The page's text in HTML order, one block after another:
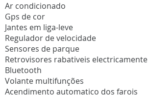
Ar condicionado
Gps de cor
Jantes em liga-leve
Regulador de velocidade
Sensores de parque
Retrovisores rabativeis electricamente
Bluetooth
Volante multifunções
Acendimento automatico dos farois